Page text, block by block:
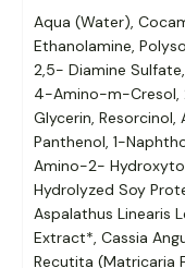
Aqua (Water),
Ethanolamine,
2,5- Diamine
4-Amino-m-Cresol,
Glycerin, Resorcinol,
Panthenol, 1-
Amino-2-
Hydrolyzed Soy
Aspalathus Linearis
Extract*, Cassia
Recutita (Matricaria